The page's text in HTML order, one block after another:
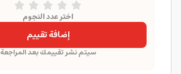
اختر عدد النجوم
إضافة تقييم
سيتم نشر تقييمك بعد المراجعة